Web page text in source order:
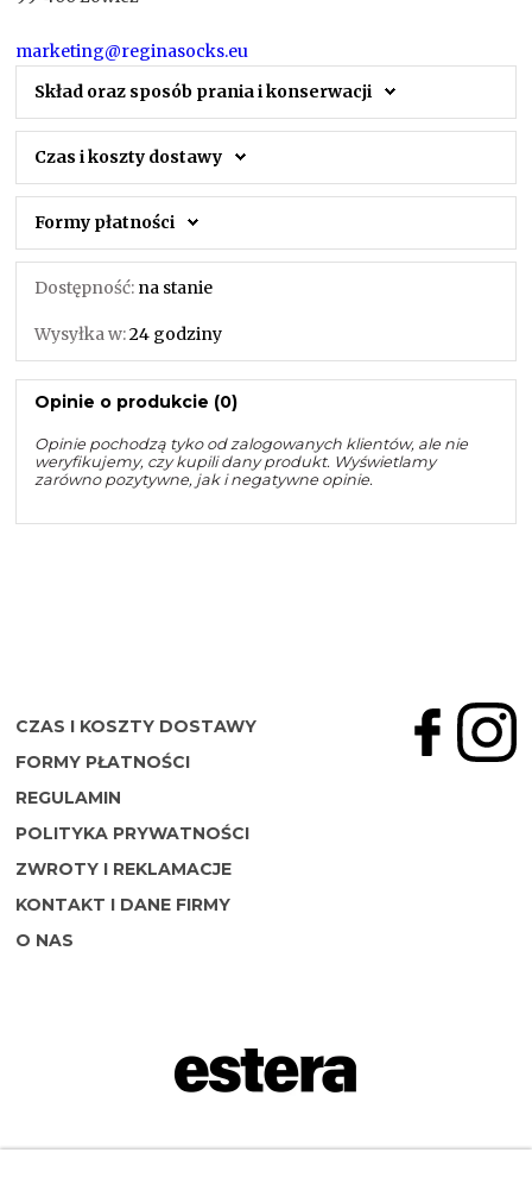
marketing@reginasocks.eu
Skład oraz sposób prania i konserwacji
Czas i koszty dostawy
Formy płatności
Dostępność: na stanie
Wysyłka w:24 godziny
Opinie o produkcie (0)
Opinie pochodzą tyko od zalogowanych klientów, ale nie
weryfikujemy, czy kupili dany produkt. Wyświetlamy
zarówno pozytywne, jak i negatywne opinie.
CZAS I KOSZTY DOSTAWY
FORMY PŁATNOŚCI
REGULAMIN
POLITYKA PRYWATNOŚCI
ZWROTY I REKLAMACJE
KONTAKT I DANE FIRMY
O NAS